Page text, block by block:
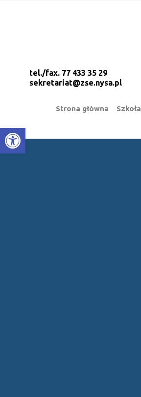
Open toolbar
Strona główna Szkoła
tel./fax. 77 433 35 29
sekretariat@zse.nysa.pl